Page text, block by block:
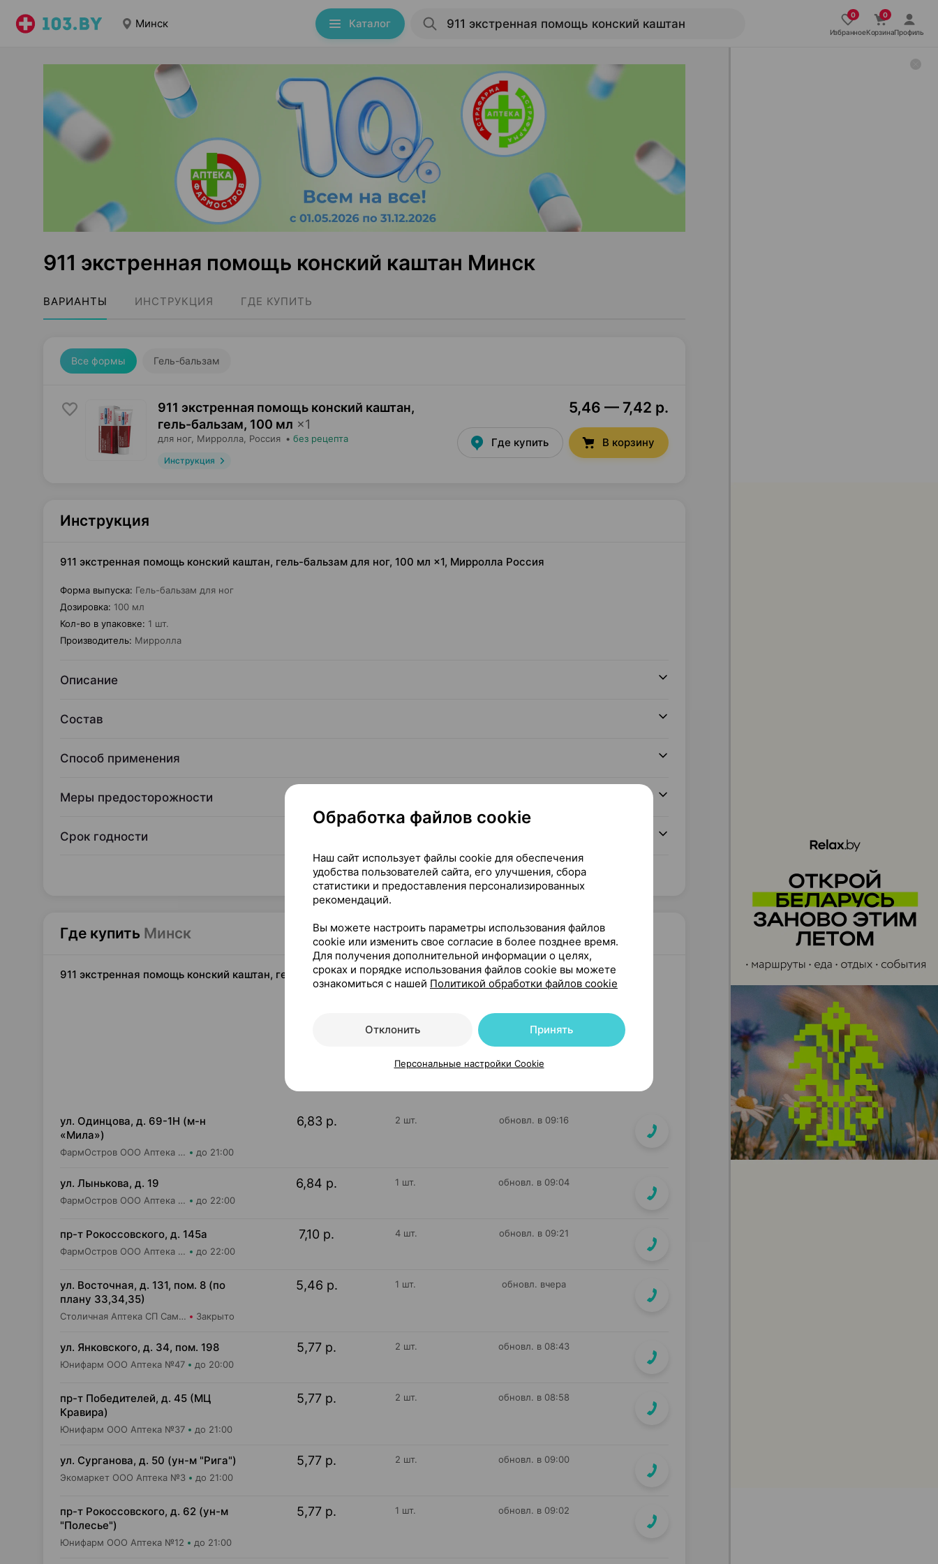
Минск Каталог
ИзбранноеКорзинаПрофиль
911 экстренная помощь конский каштан Минск
ВАРИАНТЫ ИНСТРУКЦИЯ ГДЕ КУПИТЬ
Все формы Гель-бальзам
911 экстренная помощь конский каштан,
гель-бальзам, 100 мл ×1
для ног, Мирролла , Россия • без рецепта
Инструкция
5,46 — 7,42 р.
Где купить В корзину
Инструкция
911 экстренная помощь конский каштан, гель-бальзам для ног, 100 мл ×1, Мирролла Россия
Форма выпуска: Гель-бальзам для ног
Дозировка: 100 мл
Кол-во в упаковке: 1 шт.
Производитель: Мирролла
Описание
Состав
Способ применения
Меры предосторожности
Срок годности
Читать полностью
Где купить Минск
911 экстренная помощь конский каштан, гель-бальзам для ног, 100 мл ×1, Мирролла Россия
ул. Одинцова, д. 69-1Н (м-н
«Мила»)
ФармОстров ООО Аптека №16 на Одинцова до 21:00
6,83 р. 2 шт. обновл. в 09:16
ул. Лынькова, д. 19
ФармОстров ООО Аптека №7 на Лынькова до 22:00
6,84 р. 1 шт. обновл. в 09:04
пр-т Рокоссовского, д. 145а
ФармОстров ООО Аптека №9 на Рокоссовского до 22:00
7,10 р. 4 шт. обновл. в 09:21
ул. Восточная, д. 131, пом. 8 (по
плану 33,34,35)
Столичная Аптека СП Самбест ООО Аптека №4 Закрыто
5,46 р. 1 шт. обновл. вчера
ул. Янковского, д. 34, пом. 198
Юнифарм ООО Аптека №47 до 20:00
5,77 р. 2 шт. обновл. в 08:43
пр-т Победителей, д. 45 (МЦ
Кравира)
Юнифарм ООО Аптека №37 до 21:00
5,77 р. 2 шт. обновл. в 08:58
ул. Сурганова, д. 50 (ун-м "Рига")
Экомаркет ООО Аптека №3 до 21:00
5,77 р. 2 шт. обновл. в 09:00
пр-т Рокоссовского, д. 62 (ун-м
"Полесье")
Юнифарм ООО Аптека №12 до 21:00
5,77 р. 1 шт. обновл. в 09:02
Обработка файлов cookie
Наш сайт использует файлы cookie для обеспечения
удобства пользователей сайта, его улучшения, сбора
статистики и предоставления персонализированных
рекомендаций.
Вы можете настроить параметры использования файлов
cookie или изменить свое согласие в более позднее время.
Для получения дополнительной информации о целях,
сроках и порядке использования файлов cookie вы можете
ознакомиться с нашей Политикой обработки файлов cookie
Отклонить Принять
Персональные настройки Cookie